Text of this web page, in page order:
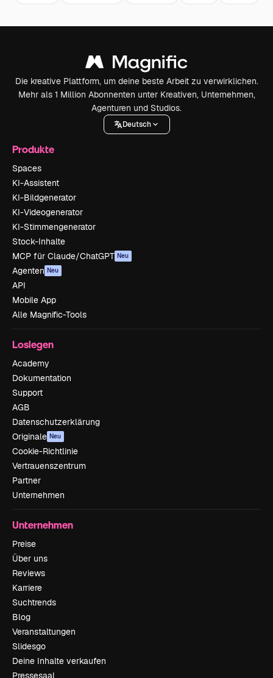
Die kreative Plattform, um deine beste Arbeit zu verwirklichen.
Mehr als 1 Million Abonnenten unter Kreativen, Unternehmen,
Agenturen und Studios.
Deutsch
Produkte
Spaces
KI-Assistent
KI-Bildgenerator
KI-Videogenerator
KI-Stimmengenerator
Stock-Inhalte
MCP für Claude/ChatGPT Neu
Agenten Neu
API
Mobile App
Alle Magnific-Tools
Loslegen
Academy
Dokumentation
Support
AGB
Datenschutzerklärung
Originale Neu
Cookie-Richtlinie
Vertrauenszentrum
Partner
Unternehmen
Unternehmen
Preise
Über uns
Reviews
Karriere
Suchtrends
Blog
Veranstaltungen
Slidesgo
Deine Inhalte verkaufen
Pressesaal